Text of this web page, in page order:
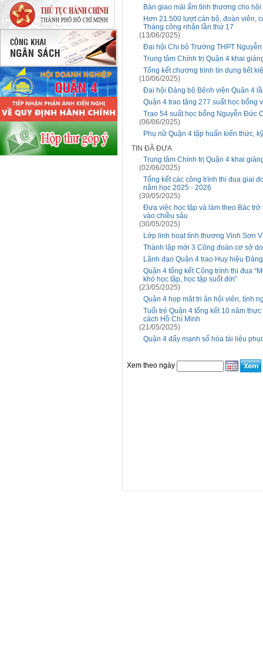
Bàn giao mái ấm tình thương cho
Hơn 21.500 lượt cán bộ, đoàn viên,
Tháng công nhân lần thứ 17
(13/06/2025)
Đại hội Chi bộ Trường THPT
Trung tâm Chính trị Quận 4 khai
Tổng kết chương trình tín dụng tiết
(10/06/2025)
Đại hội Đảng bộ Bệnh viện Quận 4
Quận 4 trao tặng 277 suất học bổng
Trao 54 suất học bổng Nguyễn Đức
(06/06/2025)
Phụ nữ Quận 4 tập huấn kiến thức,
TIN ĐÃ ĐƯA
Trung tâm Chính trị Quận 4 khai
(02/06/2025)
Tổng kết các công trình thi đua giai
năm học 2025 - 2026
(30/05/2025)
Đưa việc học tập và làm theo Bác
vào chiều sâu
(30/05/2025)
Lớp linh hoạt tình thương Vinh Sơn
Thành lập mới 3 Công đoàn cơ sở
Lãnh đạo Quận 4 trao Huy hiệu
Quận 4 tổng kết Công trình thi đua
khó học tập, học tập suốt đời”
(23/05/2025)
Quận 4 họp mặt tri ân hội viên, tình
Tuổi trẻ Quận 4 tổng kết 10 năm
cách Hồ Chí Minh
(21/05/2025)
Quận 4 đẩy mạnh số hóa tài liệu
Xem theo ngày